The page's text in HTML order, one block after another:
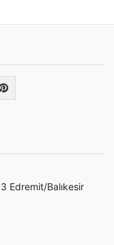
Edremit/Balıkesir